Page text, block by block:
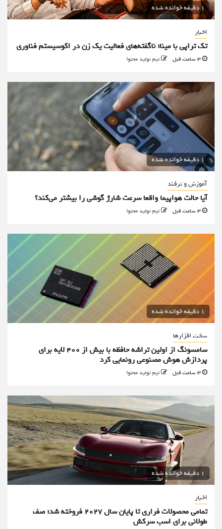
1 دقیقه خوانده شده
اخبار
تک تراپی با مینا؛ ناگفته‌های فعالیت یک زن در اکوسیستم فناوری
تیم تولید محتوا
1 دقیقه خوانده شده
آموزش و ترفند
آیا حالت هواپیما واقعا سرعت شارژ گوشی را بیشتر می‌کند؟
تیم تولید محتوا
1 دقیقه خوانده شده
سخت افزارها
سامسونگ از اولین تراشه حافظه با بیش از ۴۰۰ لایه برای
پردازش هوش مصنوعی رونمایی کرد
تیم تولید محتوا
1 دقیقه خوانده شده
اخبار
تمامی محصولات فراری تا پایان سال ۲۰۲۷ فروخته شد؛ صف
طولانی برای اسب سرکش